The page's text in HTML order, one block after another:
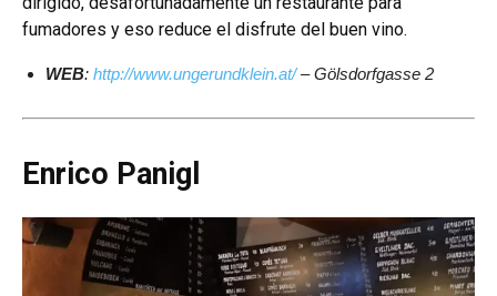
fumadores y eso reduce el disfrute del buen vino.
WEB: http://www.ungerundklein.at/– Gölsdorfgasse 2
Enrico Panigl